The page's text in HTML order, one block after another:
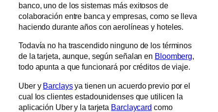
banco, uno de los sistemas más exitosos de
colaboración entre banca y empresas, como se lleva
haciendo durante años con aerolíneas y hoteles.
Todavía no ha trascendido ninguno de los términos
de la tarjeta, aunque, según señalan en Bloomberg,
todo apunta a que funcionará por créditos de viaje.
Uber y Barclaysya tienen un acuerdo previo por el
cual los clientes estadounidenses que utilicen la
aplicación Uber y la tarjeta Barclaycard como